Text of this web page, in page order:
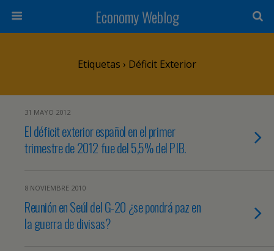
Economy Weblog
Etiquetas › Déficit Exterior
31 MAYO 2012
El déficit exterior español en el primer
trimestre de 2012 fue del 5,5% del PIB.
8 NOVIEMBRE 2010
Reunión en Seúl del G-20 ¿se pondrá paz en
la guerra de divisas?